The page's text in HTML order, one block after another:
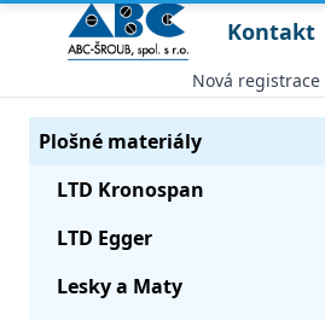
Open menu
ABC ŠROUB, spol. s r.o.Kontakt
Nová registrace
Seznam produktů
Kategorie
Plošné materiály
LTD Kronospan
LTD Egger
Lesky a Maty